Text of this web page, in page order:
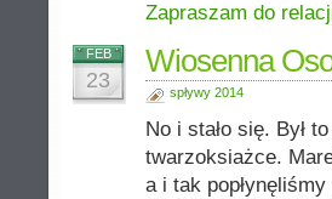
Zapraszam do
FEB
23
Wiosenna
spływy 2014
No i stało się. Był
twarzoksiażce.
a i tak